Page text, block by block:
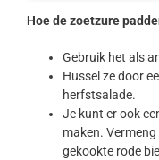
Hoe de zoetzure
Gebruik het als
Hussel ze door
herfstsalade.
Je kunt er ook
maken.
gekookte rode